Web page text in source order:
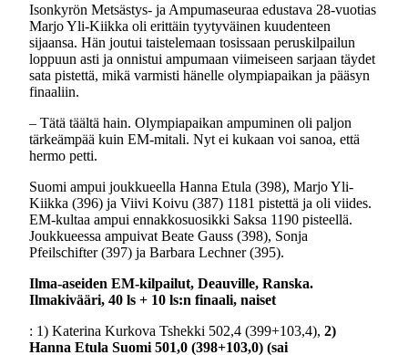
Isonkyrön Metsästys- ja Ampumaseuraa edustava 28-vuotias
Marjo Yli-Kiikka oli erittäin tyytyväinen kuudenteen
sijaansa. Hän joutui taistelemaan tosissaan peruskilpailun
loppuun asti ja onnistui ampumaan viimeiseen sarjaan täydet
sata pistettä, mikä varmisti hänelle olympiapaikan ja pääsyn
finaaliin.
– Tätä täältä hain. Olympiapaikan ampuminen oli paljon
tärkeämpää kuin EM-mitali. Nyt ei kukaan voi sanoa, että
hermo petti.
Suomi ampui joukkueella Hanna Etula (398), Marjo Yli-
Kiikka (396) ja Viivi Koivu (387) 1181 pistettä ja oli viides.
EM-kultaa ampui ennakkosuosikki Saksa 1190 pisteellä.
Joukkueessa ampuivat Beate Gauss (398), Sonja
Pfeilschifter (397) ja Barbara Lechner (395).
Ilma-aseiden EM-kilpailut, Deauville, Ranska.
Ilmakivääri, 40 ls + 10 ls:n finaali, naiset
: 1) Katerina Kurkova Tshekki 502,4 (399+103,4), 2)
Hanna Etula Suomi 501,0 (398+103,0) (sai